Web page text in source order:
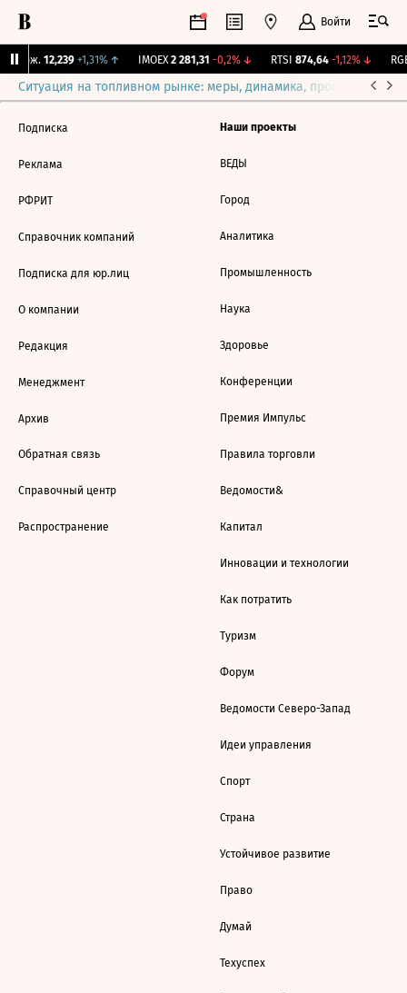
Войти
Бирж. 12,239 +1,31%↑ IMOEX 2 281,31 -0,2%↓ RTSI 874,64 -1,12%↓
Ситуация на топливном рынке: меры, динамика, прогнозы
Подписка
Реклама
РФРИТ
Справочник компаний
Подписка для юр.лиц
О компании
Редакция
Менеджмент
Архив
Обратная связь
Справочный центр
Распространение
Наши проекты
ВЕДЫ
Город
Аналитика
Промышленность
Наука
Здоровье
Конференции
Премия Импульс
Правила торговли
Ведомости&
Капитал
Инновации и технологии
Как потратить
Туризм
Форум
Ведомости Северо-Запад
Идеи управления
Спорт
Страна
Устойчивое развитие
Право
Думай
Техуспех